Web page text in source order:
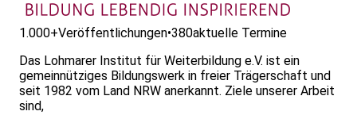
1.000+Veröffentlichungen•380aktuelle Termine
Das Lohmarer Institut für Weiterbildung e.V. ist ein
gemeinnütziges Bildungswerk in freier Trägerschaft und
seit 1982 vom Land NRW anerkannt. Ziele unserer Arbeit
sind,